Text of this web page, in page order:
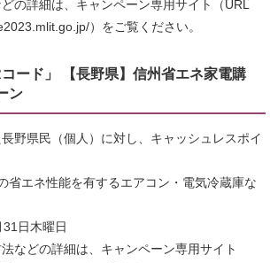
の詳細は、キャンペーン専用サイト（URL
）をご覧ください。
ード」 【長野県】信州省エネ家電購
ン
野県民（個人）に対し、キャッシュレスポイ
エネ性能を有するエアコン・電気冷蔵庫な
日木曜日
などの詳細は、キャンペーン専用サイト